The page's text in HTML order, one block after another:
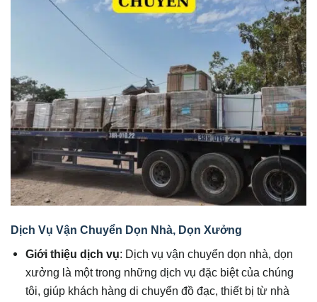
Dịch Vụ Vận Chuyển Dọn Nhà, Dọn Xưởng
Giới thiệu dịch vụ: Dịch vụ vận chuyển dọn nhà, dọn
xưởng là một trong những dịch vụ đặc biệt của chúng
tôi, giúp khách hàng di chuyển đồ đạc, thiết bị từ nhà